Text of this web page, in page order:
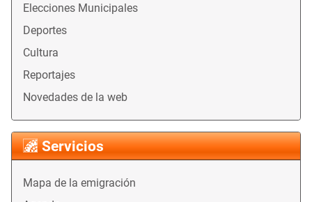
Elecciones Municipales
Deportes
Cultura
Reportajes
Novedades de la web
Servicios
Mapa de la emigración